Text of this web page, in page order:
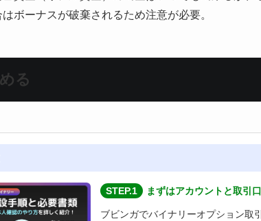
ボーナスが破棄されるため注意が必要。
る
STEP.1 まずはアカウントと取引
ブビンガでバイナリーオプション取